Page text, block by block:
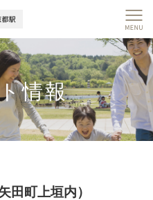
情報
田町上垣内）